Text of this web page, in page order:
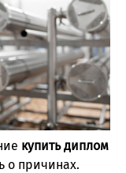
купить диплом
о причинах.